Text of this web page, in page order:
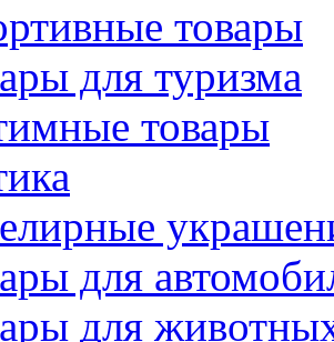
товары
для туризма
товары
для
для